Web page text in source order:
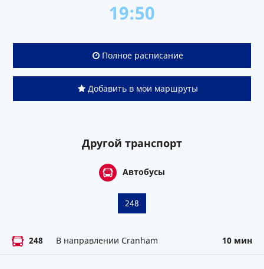
19:50
Полное расписание
Добавить в мои маршруты
Другой транспорт
Автобусы
248
248 В направлении Cranham 10 мин